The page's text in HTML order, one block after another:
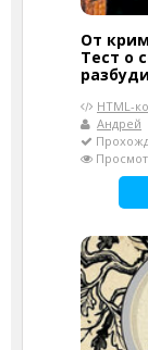
От
Тест о
HTML-
Андрей